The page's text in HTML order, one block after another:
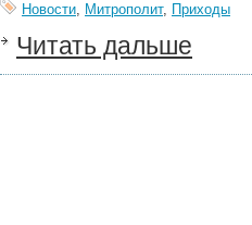
Новости, Митрополит, Приходы
Читать дальше